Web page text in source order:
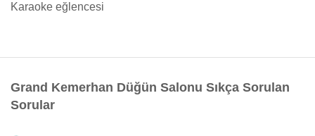
Karaoke eğlencesi
Grand Kemerhan Düğün Salonu Sıkça Sorulan
Sorular